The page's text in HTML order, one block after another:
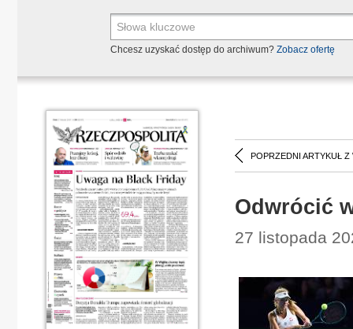
Chcesz uzyskać dostęp do archiwum? Zobacz ofertę
POPRZEDNI ARTYKUŁ Z
Odwrócić
27 listopada